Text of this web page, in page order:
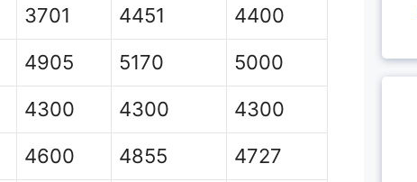
3701 4451
4400
4905 5170
5000
4300 4300
4300
4600 4855
4727